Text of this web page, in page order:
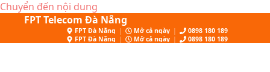
Chuyển đến nội dung
FPT Telecom Đà Nẵng
FPT Đà Nẵng | Mở cả ngày |
0898 180 189
FPT Đà Nẵng | Mở cả ngày | 0898 180 189